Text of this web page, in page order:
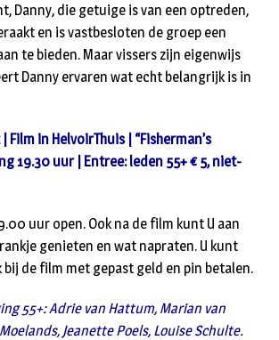
Danny, die getuige is van een optreden,
en is vastbesloten de groep een
te bieden. Maar vissers zijn eigenwijs
Danny ervaren wat echt belangrijk is in
Film in HelvoirThuis | “Fisherman’s
19.30 uur | Entree: leden 55+ € 5, niet-
uur open. Ook na de film kunt U aan
genieten en wat napraten. U kunt
de film met gepast geld en pin betalen.
55+: Adrie van Hattum, Marian van
Jeanette Poels, Louise Schulte.